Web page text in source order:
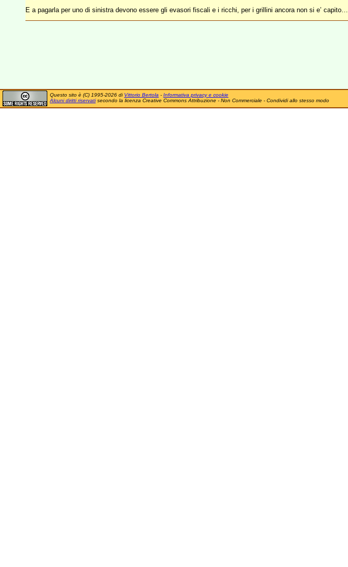
E a pagarla per uno di sinistra devono essere gli evasori fiscali e i ricchi, per i grillini ancora non si e’ capito…
Questo sito è (C) 1995-2026 di Vittorio Bertola - Informativa privacy e cookie
Alcuni diritti riservatisecondo la licenza Creative Commons Attribuzione - Non Commerciale - Condividi allo stesso modo